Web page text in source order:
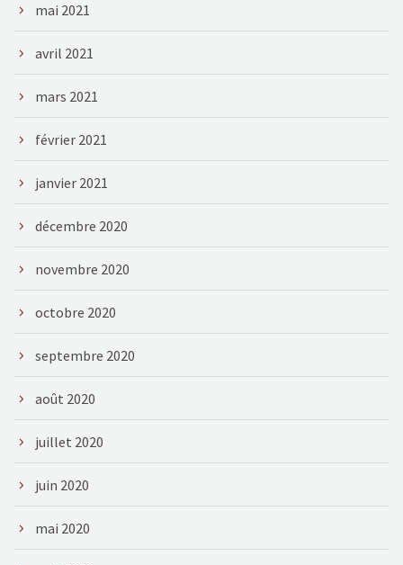
mai 2021
avril 2021
mars 2021
février 2021
janvier 2021
décembre 2020
novembre 2020
octobre 2020
septembre 2020
août 2020
juillet 2020
juin 2020
mai 2020